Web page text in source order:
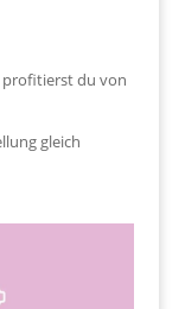
profitierst du von
gleich